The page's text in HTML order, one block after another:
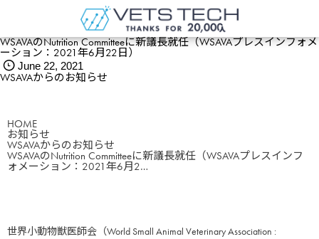
WSAVAのNutrition Committeeに新議長就任（WSAVAプレスインフォメ
ーション：2021年6月22日）
June 22, 2021
WSAVAからのお知らせ
HOME
お知らせ
WSAVAからのお知らせ
WSAVAのNutrition Committeeに新議長就任（WSAVAプレスインフ
ォメーション：2021年6月2…
世界小動物獣医師会（World Small Animal Veterinary Association :